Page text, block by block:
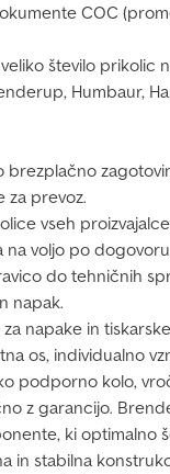
COC
število prikolic
Humbaur,
brezplačno
za prevoz.
vseh
na voljo po
do tehničnih
napak.
napake in
os, individualno
podporno kolo,
z garancijo.
ki optimalno
in stabilna